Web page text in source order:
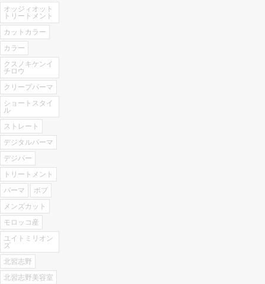
オッジィオット
トリートメント
カットカラー
カラー
クスノキケンイ
チロウ
クリープパーマ
ショートスタイ
ル
ストレート
デジタルパーマ
デジパー
トリートメント
パーマ
ボブ
メンズカット
モロッコ産
ユイトミリオン
ズ
北習志野
北習志野美容室